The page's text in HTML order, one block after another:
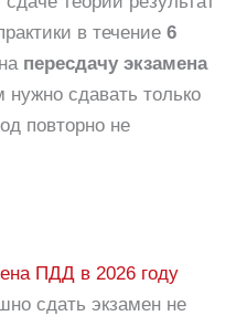
в течение 6
пересдачу экзамена
нужно сдавать только
повторно не
ПДД в 2026 году
сдать экзамен не